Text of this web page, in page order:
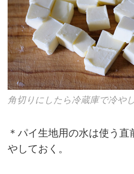
角切りにしたら冷蔵庫で冷や
＊パイ生地用の水は使う
やしておく。